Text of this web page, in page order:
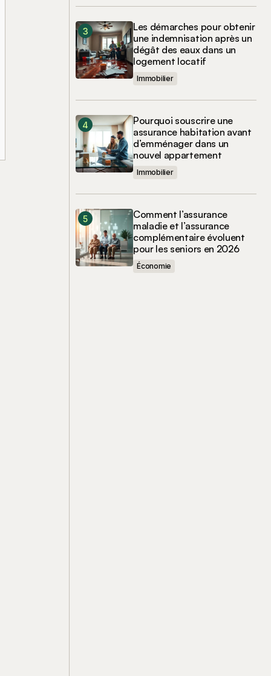
Les démarches pour obtenir
une indemnisation après un
dégât des eaux dans un
logement locatif
Immobilier
Pourquoi souscrire une
assurance habitation avant
d’emménager dans un
nouvel appartement
Immobilier
Comment l’assurance
maladie et l’assurance
complémentaire évoluent
pour les seniors en 2026
Économie